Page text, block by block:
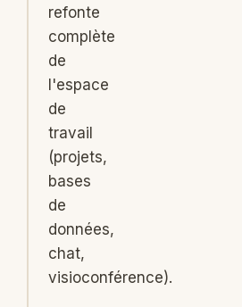
refonte
complète
de
l'espace
de
travail
(projets,
bases
de
données,
chat,
visioconférence).